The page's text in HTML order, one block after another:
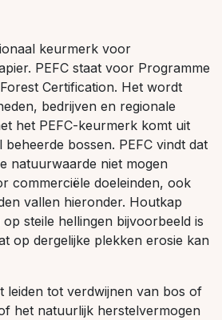
keurmerk voor
PEFC staat voor Programme
Certification. Het wordt
bedrijven en regionale
het PEFC-keurmerk komt uit
bossen. PEFC vindt dat
natuurwaarde niet mogen
commerciële doeleinden, ook
vallen hieronder. Houtkap
steile hellingen bijvoorbeeld is
op dergelijke plekken erosie kan
leiden tot verdwijnen van bos of
het natuurlijk herstelvermogen